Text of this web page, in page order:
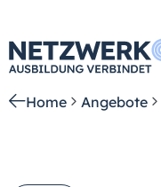
Home Angebote